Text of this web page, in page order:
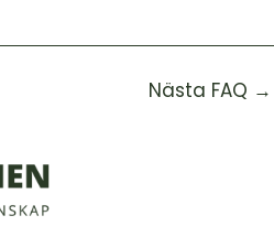
Nästa FAQ →